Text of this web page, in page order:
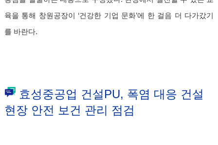
육을 통해 창원공장이 ‘건강한 기업 문화’에 한 걸음 더 다가갔기
를 바란다.
효성중공업 건설PU, 폭염 대응 건설
현장 안전 보건 관리 점검